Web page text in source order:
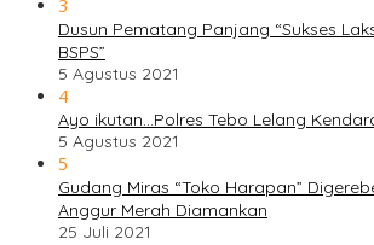
3
Dusun Pematang Panjang “Sukses
BSPS”
5 Agustus 2021
4
Ayo ikutan…Polres Tebo Lelang
5 Agustus 2021
5
Gudang Miras “Toko Harapan”
Anggur Merah Diamankan
25 Juli 2021